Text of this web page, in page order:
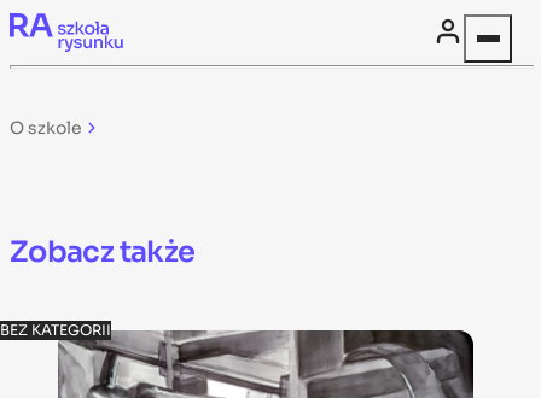
Skip to content
O szkole
Zobacz także
BEZ KATEGORII